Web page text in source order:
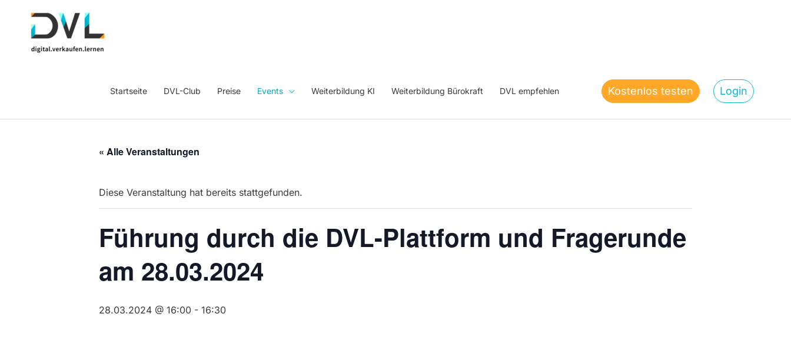
Startseite DVL-Club Preise Events Weiterbildung KI Weiterbildung Bürokraft DVL empfehlen Kostenlos testen Login
« Alle Veranstaltungen
Diese Veranstaltung hat bereits stattgefunden.
Führung durch die DVL-Plattform und Fragerunde
am 28.03.2024
28.03.2024 @ 16:00 - 16:30